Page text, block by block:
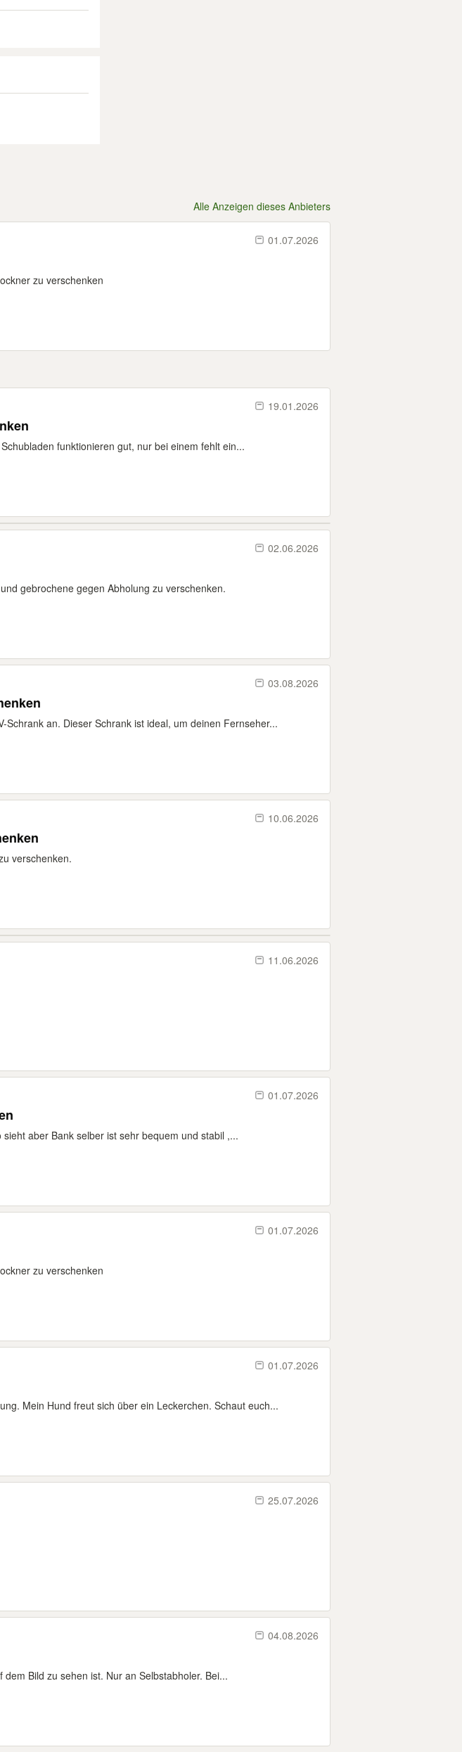
Alle Anzeigen dieses Anbieters
01.07.2026
zu verschenken
19.01.2026
funktionieren gut, nur bei einem fehlt ein...
02.06.2026
gebrochene gegen Abholung zu verschenken.
03.08.2026
Schrank an. Dieser Schrank ist ideal, um deinen Fernseher...
10.06.2026
verschenken
verschenken.
11.06.2026
01.07.2026
aber Bank selber ist sehr bequem und stabil ,...
01.07.2026
zu verschenken
01.07.2026
Mein Hund freut sich über ein Leckerchen. Schaut euch...
25.07.2026
04.08.2026
Bild zu sehen ist. Nur an Selbstabholer. Bei...